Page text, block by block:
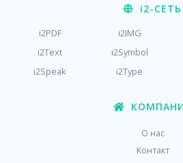
i2-СЕТЬ
i2PDF i2IMG
i2Text
i2Symbol
i2Speak
i2Type
О нас
Контакт